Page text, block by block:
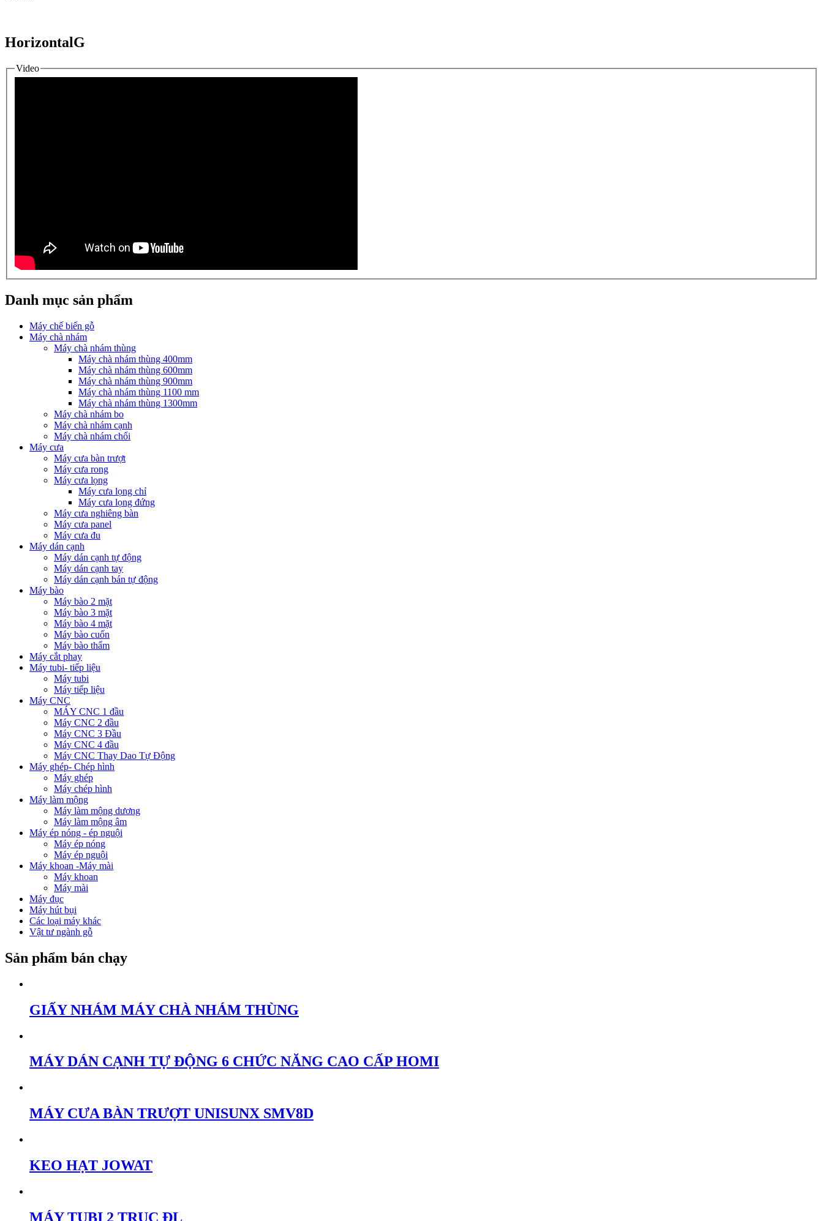
HorizontalG
Video
Danh mục sản phẩm
Máy chế biến gỗ
Máy chà nhám
Máy chà nhám thùng
Máy chà nhám thùng 400mm
Máy chà nhám thùng 600mm
Máy chà nhám thùng 900mm
Máy chà nhám thùng 1100 mm
Máy chà nhám thùng 1300mm
Máy chà nhám bo
Máy chà nhám cạnh
Máy chà nhám chổi
Máy cưa
Máy cưa bàn trượt
Máy cưa rong
Máy cưa lọng
Máy cưa lọng chỉ
Máy cưa lọng đứng
Máy cưa nghiêng bàn
Máy cưa panel
Máy cưa đu
Máy dán cạnh
Máy dán cạnh tự động
Máy dán cạnh tay
Máy dán cạnh bán tự động
Máy bào
Máy bào 2 mặt
Máy bào 3 mặt
Máy bào 4 mặt
Máy bào cuốn
Máy bào thẩm
Máy cắt phay
Máy tubi- tiếp liệu
Máy tubi
Máy tiếp liệu
Máy CNC
MÁY CNC 1 đầu
Máy CNC 2 đầu
Máy CNC 3 Đầu
Máy CNC 4 đầu
Máy CNC Thay Dao Tự Động
Máy ghép- Chép hình
Máy ghép
Máy chép hình
Máy làm mộng
Máy làm mộng dương
Máy làm mộng âm
Máy ép nóng - ép nguội
Máy ép nóng
Máy ép nguội
Máy khoan -Máy mài
Máy khoan
Máy mài
Máy đục
Máy hút bụi
Các loại máy khác
Vật tư ngành gỗ
Sản phẩm bán chạy
GIẤY NHÁM MÁY CHÀ NHÁM THÙNG
MÁY DÁN CẠNH TỰ ĐỘNG 6 CHỨC NĂNG CAO CẤP HOMI
MÁY CƯA BÀN TRƯỢT UNISUNX SMV8D
KEO HẠT JOWAT
MÁY TUBI 2 TRỤC ĐL